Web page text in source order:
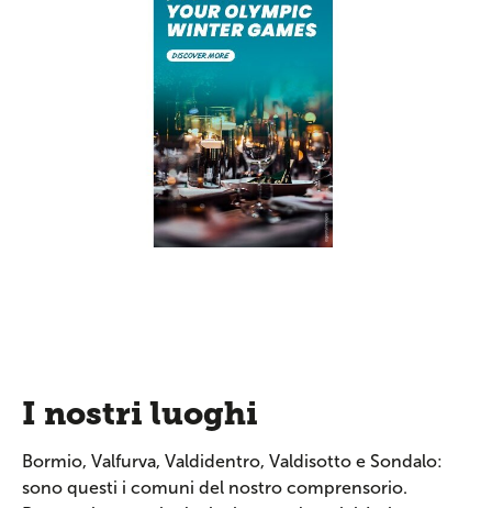
I nostri luoghi
Bormio, Valfurva, Valdidentro, Valdisotto e Sondalo:
sono questi i comuni del nostro comprensorio.